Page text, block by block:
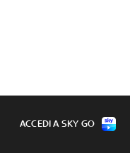
ACCEDI A SKY GO